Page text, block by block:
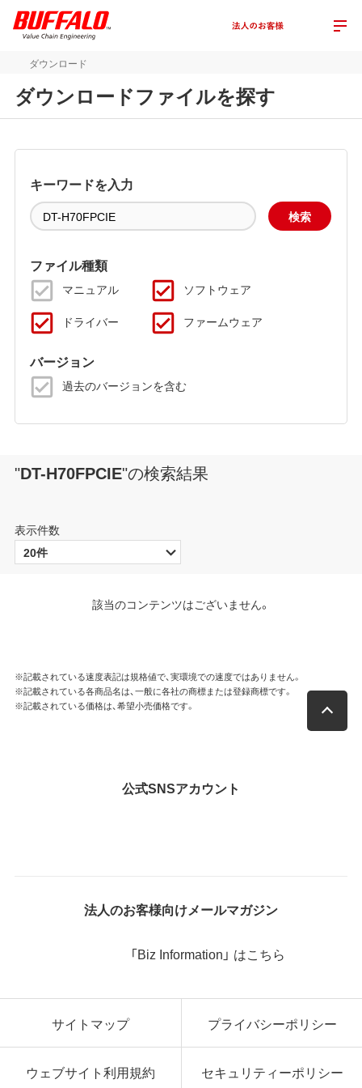
ダウンロード
ダウンロードファイルを探す
キーワードを入力
ファイル種類
マニュアル
ソフトウェア
ドライバー
ファームウェア
バージョン
過去のバージョンを含む
"DT-H70FPCIE"の検索結果
表示件数
該当のコンテンツはございません。
※記載されている速度表記は規格値で、実環境での速度ではありません。
※記載されている各商品名は、一般に各社の商標または登録商標です。
※記載されている価格は、希望小売価格です。
公式SNSアカウント
法人のお客様向けメールマガジン
「Biz Information」 はこちら
サイトマップ プライバシーポリシー
ウェブサイト利用規約 セキュリティーポリシー